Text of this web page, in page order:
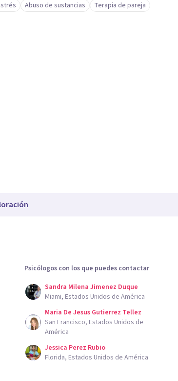
Abuso de sustancias Terapia de pareja
Psicólogos con los que puedes contactar
Sandra Milena Jimenez Duque
Miami, Estados Unidos de América
Maria De Jesus Gutierrez Tellez
San Francisco, Estados Unidos de
América
Jessica Perez Rubio
Florida, Estados Unidos de América